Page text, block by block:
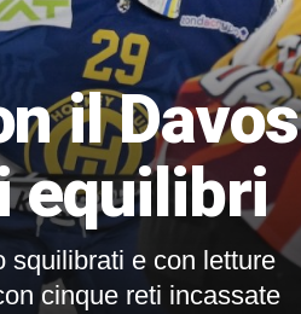
il Davos
equilibri
squilibrati e con letture
cinque reti incassate